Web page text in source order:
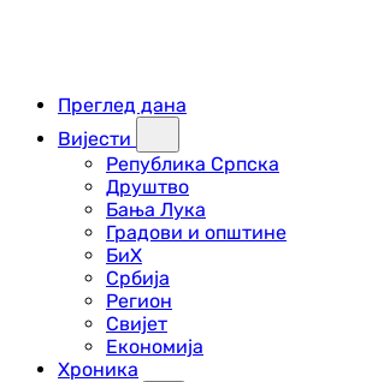
Преглед дана
Вијести
Република Српска
Друштво
Бања Лука
Градови и општине
БиХ
Србија
Регион
Свијет
Економија
Хроника